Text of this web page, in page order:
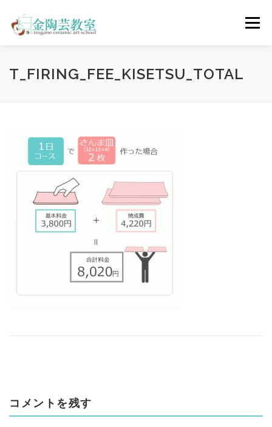
メニュー
陶芸体験コース ウェディングコース 会員コース
ENGLISH
T_FIRING_FEE_KISETSU_TOTAL
コメントを残す